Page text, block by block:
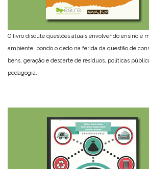
O livro discute questões atuais envolvendo ensino e
ambiente, pondo o dedo na ferida da questão de
bens, geração e descarte de resíduos, políticas
pedagogia.